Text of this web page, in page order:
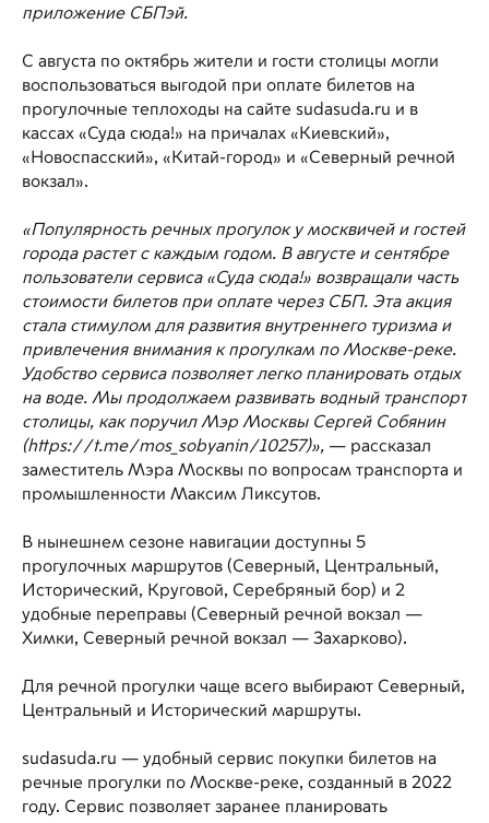
приложение СБПэй.
С августа по октябрь жители и гости столицы могли
воспользоваться выгодой при оплате билетов на
прогулочные теплоходы на сайте sudasuda.ru и в
кассах «Суда сюда!» на причалах «Киевский»,
«Новоспасский», «Китай-город» и «Северный речной
вокзал».
«Популярность речных прогулок у москвичей и гостей
города растет с каждым годом. В августе и сентябре
пользователи сервиса «Суда сюда!» возвращали часть
стоимости билетов при оплате через СБП. Эта акция
стала стимулом для развития внутреннего туризма и
привлечения внимания к прогулкам по Москве-реке.
Удобство сервиса позволяет легко планировать отдых
на воде. Мы продолжаем развивать водный транспорт
столицы, как поручил Мэр Москвы Сергей Собянин
(https://t.me/mos_sobyanin/10257)», — рассказал
заместитель Мэра Москвы по вопросам транспорта и
промышленности Максим Ликсутов.
В нынешнем сезоне навигации доступны 5
прогулочных маршрутов (Северный, Центральный,
Исторический, Круговой, Серебряный бор) и 2
удобные переправы (Северный речной вокзал —
Химки, Северный речной вокзал — Захарково).
Для речной прогулки чаще всего выбирают Северный,
Центральный и Исторический маршруты.
sudasuda.ru — удобный сервис покупки билетов на
речные прогулки по Москве-реке, созданный в 2022
году. Сервис позволяет заранее планировать